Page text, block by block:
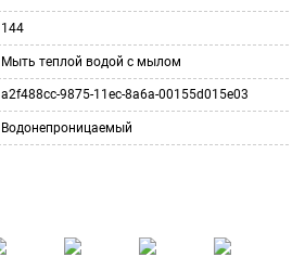
144
Мыть теплой водой с мылом
a2f488cc-9875-11ec-8a6a-00155d015e03
Водонепроницаемый